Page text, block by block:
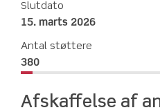
Slutdato
15. marts 2026
Antal støttere
380
Afskaffelse af